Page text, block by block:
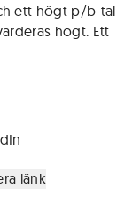
ett högt p/b-tal
högt. Ett
länk